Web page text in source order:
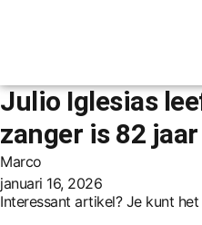
Julio Iglesias
zanger is 82
Marco
januari 16, 2026
Interessant artikel? Je kunt het